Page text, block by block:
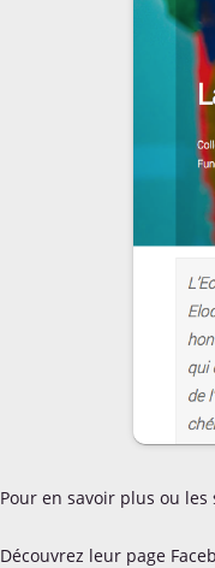
Pour en savoir plus ou les
Découvrez leur page